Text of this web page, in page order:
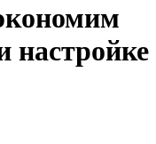
настройке